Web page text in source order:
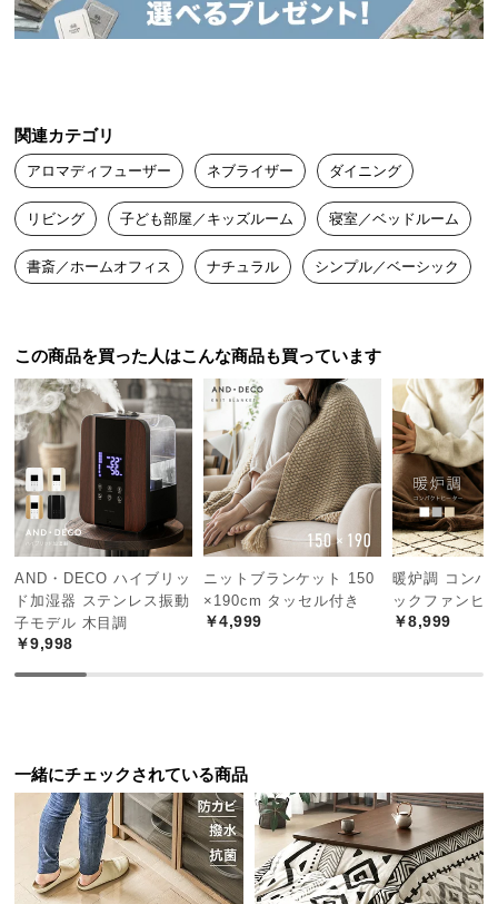
送
料
て
大
型
商
品
送
に
つ
い
て
中
型
商
品
の
配
て
小
型
商
品
関連カテゴリ
アロマディフューザー ネブライザー ダイニング
リビング 子ども部屋／キッズルーム 寝室／ベッドルーム
書斎／ホームオフィス ナチュラル シンプル／ベーシック
この商品を買った人はこんな商品も買っています
AND・DECO ハイブリッ
ド加湿器 ステンレス振動
子モデル 木目調
￥9,998
ニットブランケット 150
×190cm タッセル付き
￥4,999
暖炉調 コンパ
ックファンヒ
￥8,999
一緒にチェックされている商品